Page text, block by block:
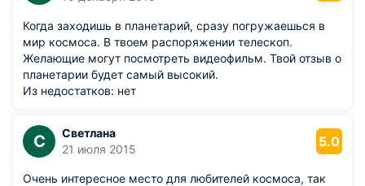
только под руководством специалистов.
Также планетарий представляет несколько курсов лекций,
посвященных истории пилотируемых полетов, а также
современной космической технике, новостям астрономии
и последним открытиям в этой области.
Когда заходишь в планетарий, сразу погружаешься в
мир космоса. В твоем распоряжении телескоп.
Желающие могут посмотреть видеофильм. Твой отзыв о
планетарии будет самый высокий.
Из недостатков: нет
С
Светлана
21 июля 2015
5.0
Очень интересное место для любителей космоса, так